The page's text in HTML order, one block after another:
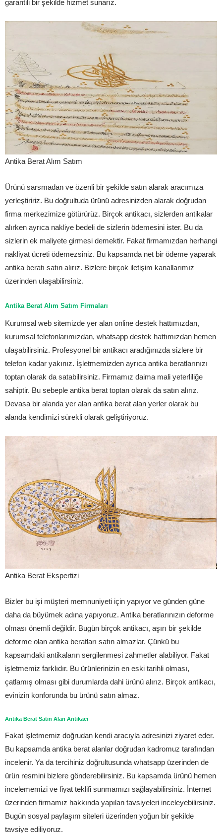
garantili bir şekilde hizmet sunarız.
Antika Berat Alım Satım
Ürünü sarsmadan ve özenli bir şekilde satın alarak aracımıza
yerleştiririz. Bu doğrultuda ürünü adresinizden alarak doğrudan
firma merkezimize götürürüz. Birçok antikacı, sizlerden antikalar
alırken ayrıca nakliye bedeli de sizlerin ödemesini ister. Bu da
sizlerin ek maliyete girmesi demektir. Fakat firmamızdan herhangi
nakliyat ücreti ödemezsiniz. Bu kapsamda net bir ödeme yaparak
antika beratı satın alırız. Bizlere birçok iletişim kanallarımız
üzerinden ulaşabilirsiniz.
Antika Berat Alım Satım Firmaları
Kurumsal web sitemizde yer alan online destek hattımızdan,
kurumsal telefonlarımızdan, whatsapp destek hattımızdan hemen
ulaşabilirsiniz. Profesyonel bir antikacı aradığınızda sizlere bir
telefon kadar yakınız. İşletmemizden ayrıca antika beratlarınızı
toptan olarak da satabilirsiniz. Firmamız daima mali yeterliliğe
sahiptir. Bu sebeple antika berat toptan olarak da satın alırız.
Devasa bir alanda yer alan antika berat alan yerler olarak bu
alanda kendimizi sürekli olarak geliştiriyoruz.
Antika Berat Ekspertizi
Bizler bu işi müşteri memnuniyeti için yapıyor ve günden güne
daha da büyümek adına yapıyoruz. Antika beratlarınızın deforme
olması önemli değildir. Bugün birçok antikacı, aşırı bir şekilde
deforme olan antika beratları satın almazlar. Çünkü bu
kapsamdaki antikaların sergilenmesi zahmetler alabiliyor. Fakat
işletmemiz farklıdır. Bu ürünlerinizin en eski tarihli olması,
çatlamış olması gibi durumlarda dahi ürünü alırız. Birçok antikacı,
evinizin konforunda bu ürünü satın almaz.
Antika Berat Satın Alan Antikacı
Fakat işletmemiz doğrudan kendi aracıyla adresinizi ziyaret eder.
Bu kapsamda antika berat alanlar doğrudan kadromuz tarafından
incelenir. Ya da tercihiniz doğrultusunda whatsapp üzerinden de
ürün resmini bizlere gönderebilirsiniz. Bu kapsamda ürünü hemen
incelememizi ve fiyat teklifi sunmamızı sağlayabilirsiniz. İnternet
üzerinden firmamız hakkında yapılan tavsiyeleri inceleyebilirsiniz.
Bugün sosyal paylaşım siteleri üzerinden yoğun bir şekilde
tavsiye ediliyoruz.